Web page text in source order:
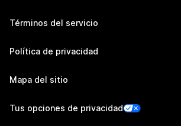
Términos del servicio
Política de privacidad
Mapa del sitio
Tus opciones de privacidad